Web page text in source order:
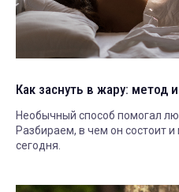
Как заснуть в жару: метод
Необычный способ помогал
Разбираем, в чем он состоит
сегодня.